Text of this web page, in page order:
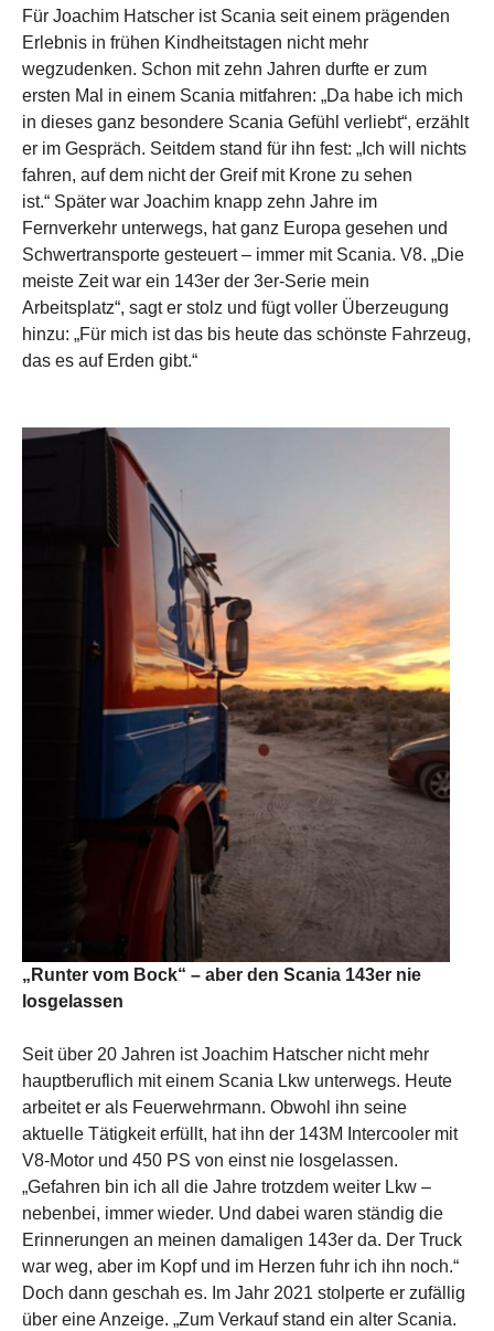
Für Joachim Hatscher ist Scania seit einem prägenden
Erlebnis in frühen Kindheitstagen nicht mehr
wegzudenken. Schon mit zehn Jahren durfte er zum
ersten Mal in einem Scania mitfahren: „Da habe ich mich
in dieses ganz besondere Scania Gefühl verliebt“, erzählt
er im Gespräch. Seitdem stand für ihn fest: „Ich will nichts
fahren, auf dem nicht der Greif mit Krone zu sehen
ist.“ Später war Joachim knapp zehn Jahre im
Fernverkehr unterwegs, hat ganz Europa gesehen und
Schwertransporte gesteuert – immer mit Scania. V8. „Die
meiste Zeit war ein 143er der 3er-Serie mein
Arbeitsplatz“, sagt er stolz und fügt voller Überzeugung
hinzu: „Für mich ist das bis heute das schönste Fahrzeug,
das es auf Erden gibt.“
„Runter vom Bock“ – aber den Scania 143er nie
losgelassen
Seit über 20 Jahren ist Joachim Hatscher nicht mehr
hauptberuflich mit einem Scania Lkw unterwegs. Heute
arbeitet er als Feuerwehrmann. Obwohl ihn seine
aktuelle Tätigkeit erfüllt, hat ihn der 143M Intercooler mit
V8-Motor und 450 PS von einst nie losgelassen.
„Gefahren bin ich all die Jahre trotzdem weiter Lkw –
nebenbei, immer wieder. Und dabei waren ständig die
Erinnerungen an meinen damaligen 143er da. Der Truck
war weg, aber im Kopf und im Herzen fuhr ich ihn noch.“
Doch dann geschah es. Im Jahr 2021 stolperte er zufällig
über eine Anzeige. „Zum Verkauf stand ein alter Scania.